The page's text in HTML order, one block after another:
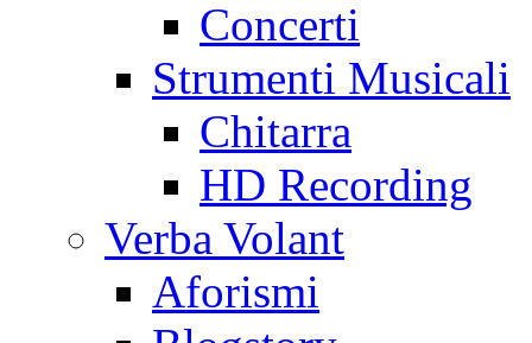
Concerti
Strumenti Musicali
Chitarra
HD Recording
Verba Volant
Aforismi